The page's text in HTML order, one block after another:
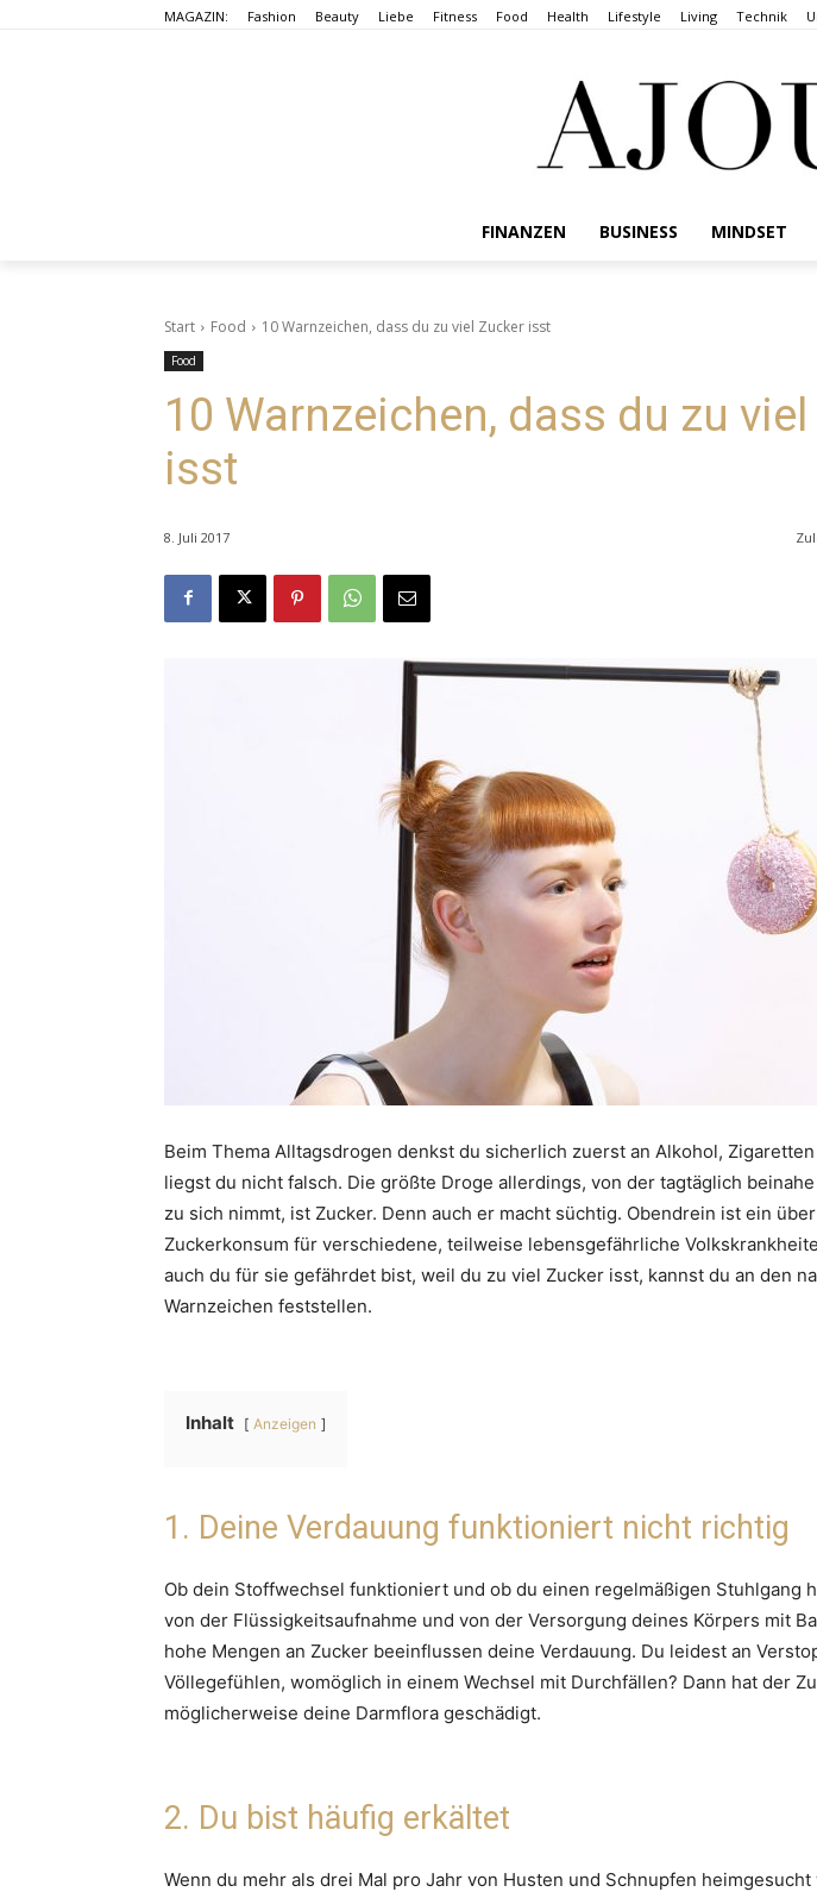
MAGAZIN: Fashion Beauty Liebe Fitness Food Health Lifestyle Living Technik
FINANZEN BUSINESS MINDSET
Start Food 10 Warnzeichen, dass du zu viel Zucker isst
Food
10 Warnzeichen, dass du zu
isst
8. Juli 2017
Beim Thema Alltagsdrogen denkst du sicherlich zuerst an Alkohol,
liegst du nicht falsch. Die größte Droge allerdings, von der tagtäglich
zu sich nimmt, ist Zucker. Denn auch er macht süchtig. Obendrein ist ein
Zuckerkonsum für verschiedene, teilweise lebensgefährliche
auch du für sie gefährdet bist, weil du zu viel Zucker isst, kannst du an den
Warnzeichen feststellen.
Inhalt Anzeigen
1. Deine Verdauung funktioniert nicht richtig
Ob dein Stoffwechsel funktioniert und ob du einen regelmäßigen Stuhlgang
von der Flüssigkeitsaufnahme und von der Versorgung deines Körpers mit
hohe Mengen an Zucker beeinflussen deine Verdauung. Du leidest an
Völlegefühlen, womöglich in einem Wechsel mit Durchfällen? Dann hat der
möglicherweise deine Darmflora geschädigt.
2. Du bist häufig erkältet
Wenn du mehr als drei Mal pro Jahr von Husten und Schnupfen